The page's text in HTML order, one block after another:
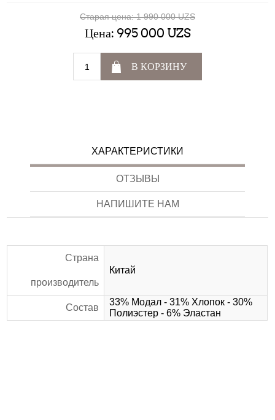
Старая цена: 1 990 000 UZS
Цена: 995 000 UZS
В КОРЗИНУ
ХАРАКТЕРИСТИКИ
ОТЗЫВЫ
НАПИШИТЕ НАМ
Страна
производитель
Китай
Состав
33% Модал - 31% Хлопок - 30%
Полиэстер - 6% Эластан